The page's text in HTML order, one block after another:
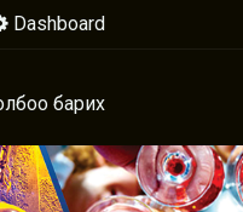
Dashboard
барих